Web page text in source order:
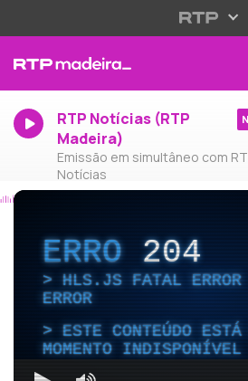
RTP Notícias (RTP
Madeira)
Emissão em simultâneo com
Notícias
ERRO204
HLS.JS FATAL ERROR
ERROR
ESTE CONTEÚDO
MOMENTO INDISPONÍVEL